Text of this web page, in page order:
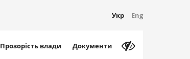
Укр Eng
Прозорість влади Документи